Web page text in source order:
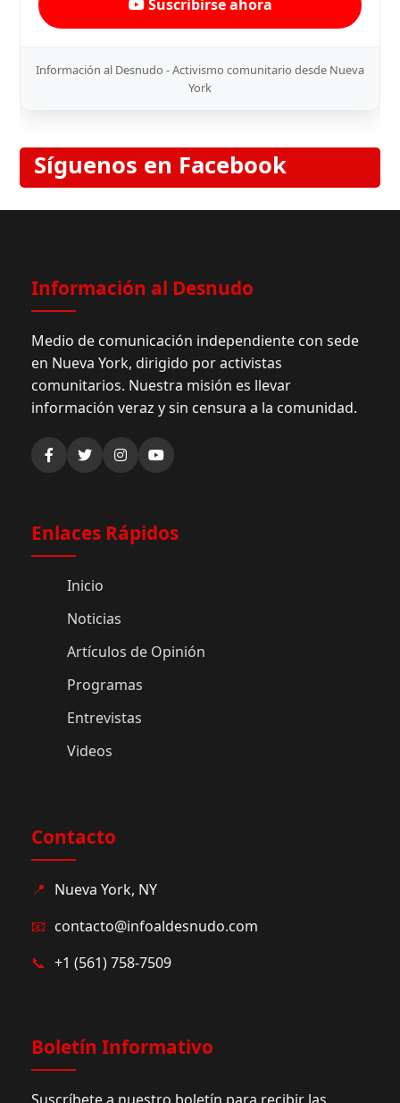
Suscribirse ahora
Información al Desnudo - Activismo comunitario desde Nueva
York
Síguenos en Facebook
Información al Desnudo
Medio de comunicación independiente con sede
en Nueva York, dirigido por activistas
comunitarios. Nuestra misión es llevar
información veraz y sin censura a la comunidad.
Enlaces Rápidos
Inicio
Noticias
Artículos de Opinión
Programas
Entrevistas
Videos
Contacto
📍 Nueva York, NY
📧 contacto@infoaldesnudo.com
📞 +1 (561) 758-7509
Boletín Informativo